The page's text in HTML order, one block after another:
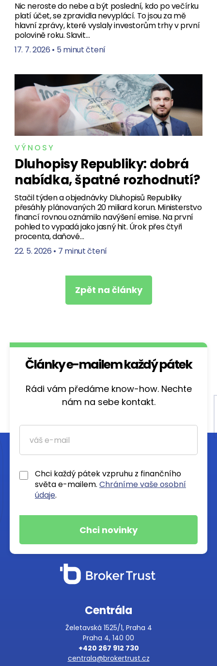
Nic neroste do nebe a být poslední, kdo po večírku
platí účet, se zpravidla nevyplácí. To jsou za mě
hlavní zprávy, které vyslaly investorům trhy v první
polovině roku. Slavit…
17. 7. 2026 • 5 minut čtení
VÝNOSY
Dluhopisy Republiky: dobrá
nabídka, špatné rozhodnutí?
Stačil týden a objednávky Dluhopisů Republiky
přesáhly plánovaných 20 miliard korun. Ministerstvo
financí rovnou oznámilo navýšení emise. Na první
pohled to vypadá jako jasný hit. Úrok přes čtyři
procenta, daňové…
22. 5. 2026 • 7 minut čtení
Zpět na články
Články e-mailem každý pátek
Rádi vám předáme know-how. Nechte
nám na sebe kontakt.
Chci každý pátek vzpruhu z finančního
světa e-mailem. Chráníme vaše osobní
údaje.
Centrála
Želetavská 1525/1, Praha 4
Praha 4, 140 00
+420 267 912 730
centrala@brokertrust.cz